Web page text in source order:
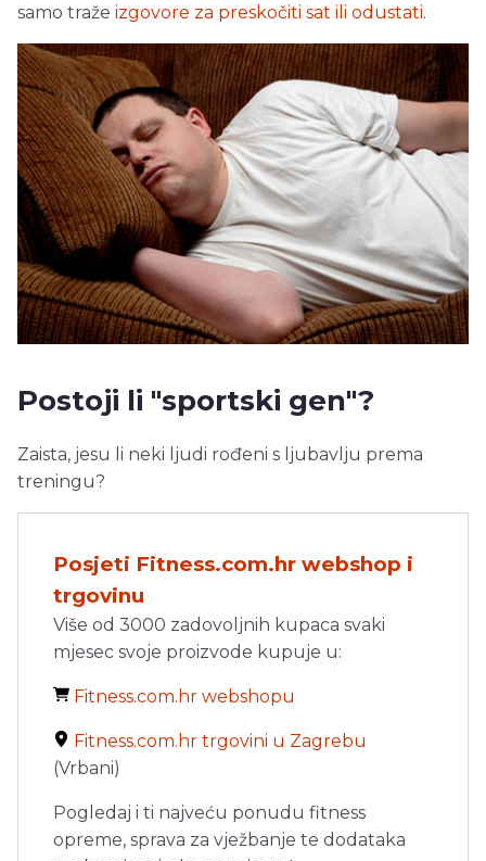
samo traže izgovore za preskočiti sat ili odustati.
Postoji li "sportski gen"?
Zaista, jesu li neki ljudi rođeni s ljubavlju prema
treningu?
Posjeti Fitness.com.hr webshop i
trgovinu
Više od 3000 zadovoljnih kupaca svaki
mjesec svoje proizvode kupuje u:
Fitness.com.hr webshopu
Fitness.com.hr trgovini u Zagrebu
(Vrbani)
Pogledaj i ti najveću ponudu fitness
opreme, sprava za vježbanje te dodataka